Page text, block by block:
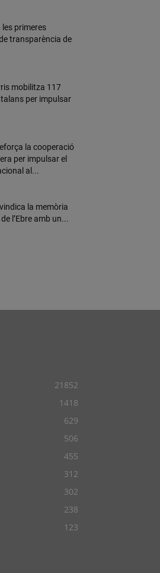
les primeres
transparència de
mobilitza 117
per impulsar
la cooperació
per impulsar el
al...
la memòria
l’Ebre amb un...
21852
1418
629
506
455
312
302
238
123